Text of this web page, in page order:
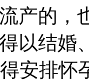
产的，
以结婚
安排怀